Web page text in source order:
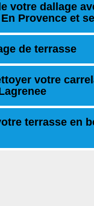
votre dallage
Provence et
de terrasse
votre
terrasse en